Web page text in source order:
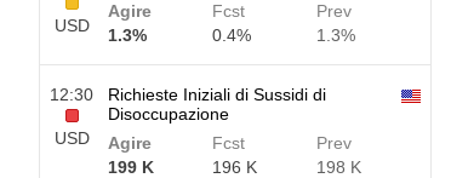
USD
Agire
1.3%
Fcst
0.4%
Prev
1.3%
12:30
USD
Richieste Iniziali di Sussidi di
Disoccupazione
Agire
199 K
Fcst
196 K
Prev
198 K